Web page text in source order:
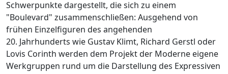
Schwerpunkte dargestellt, die sich zu einem
"Boulevard" zusammenschließen: Ausgehend von
frühen Einzelfiguren des angehenden
20. Jahrhunderts wie Gustav Klimt, Richard Gerstl oder
Lovis Corinth werden dem Projekt der Moderne eigene
Werkgruppen rund um die Darstellung des Expressiven